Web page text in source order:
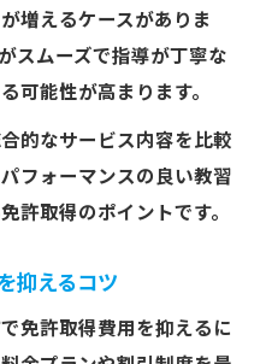
増えるケースがありま
スムーズで指導が丁寧な
可能性が高まります。
的なサービス内容を比較
フォーマンスの良い教習
許取得のポイントです。
抑えるコツ
免許取得費用を抑えるに